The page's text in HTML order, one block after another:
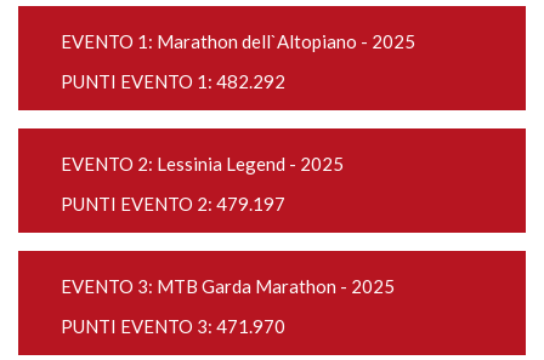
EVENTO 1: Marathon dell`Altopiano - 2025
PUNTI EVENTO 1: 482.292
EVENTO 2: Lessinia Legend - 2025
PUNTI EVENTO 2: 479.197
EVENTO 3: MTB Garda Marathon - 2025
PUNTI EVENTO 3: 471.970